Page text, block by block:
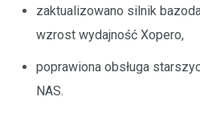
zaktualizowano silnik
wzrost wydajność Xopero,
poprawiona obsługa
NAS.